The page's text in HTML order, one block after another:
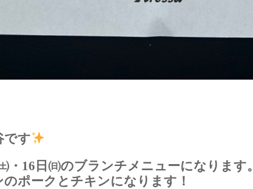
です
・16日㈰のブランチメニューになります。
ポークとチキンになります！